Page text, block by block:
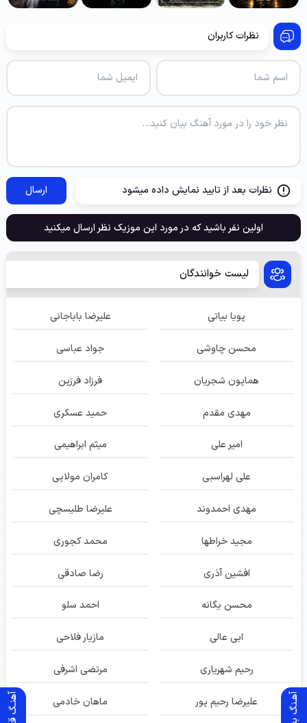
آهنـگ قبلی
نظرات کاربران
نظرات بعد از تایید نمایش داده میشود ارسال
اولین نفر باشید که در مورد این موزیک نظر ارسال میکنید
لیست خوانندگان
پویا بیاتی علیرضا باباجانی
محسن چاوشی جواد عباسی
همایون شجریان فرزاد فرزین
مهدی مقدم حمید عسکری
امیر علی میثم ابراهیمی
علی لهراسبی کامران مولایی
مهدی احمدوند علیرضا طلیسچی
مجید خراطها محمد کجوری
افشین آذری رضا صادقی
محسن یگانه احمد سلو
ابی عالی مازیار فلاحی
رحیم شهریاری مرتضی اشرفی
علیرضا رحیم پور ماهان خادمی